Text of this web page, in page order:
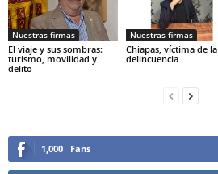
Nuestras firmas
El viaje y sus sombras:
turismo, movilidad y
delito
Nuestras firmas
Chiapas, víctima de la
delincuencia
1,000 Fans